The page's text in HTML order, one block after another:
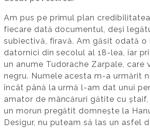
Am pus pe primul plan
fiecare dată documentul, deși
subiectivă, firavă. Am găsit odată o
datornici din secolul al 18-lea, iar
un anume Tudorache Zarpale, care
negru. Numele acesta m-a urmărit
încât până la urmă l-am dat unui
amator de mâncăruri gătite cu ștaif,
un morun pregătit domnește la
Desigur, nu puteam să las un asfel